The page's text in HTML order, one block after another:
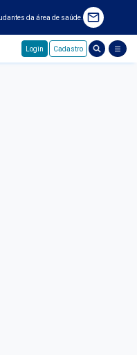
da área de saúde.
Login Cadastro